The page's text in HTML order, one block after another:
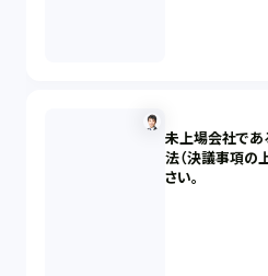
未上場会社で
法（決議事項の
さい。